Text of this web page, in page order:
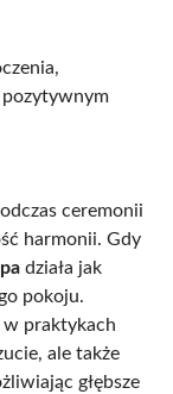
ceremonii
harmonii. Gdy
działa jak
pokoju.
w praktykach
ale także
głębsze